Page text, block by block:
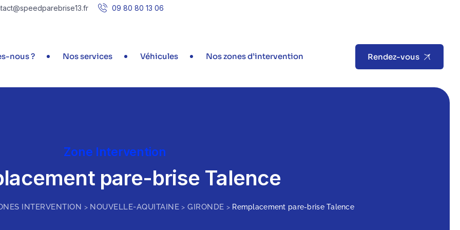
09 80 80 13 06
nous ? Nos services Véhicules Nos zones d’intervention Rendez-vous
Zone Intervention
pare-brise Talence
INTERVENTION > NOUVELLE-AQUITAINE > GIRONDE > Remplacement pare-brise Talence